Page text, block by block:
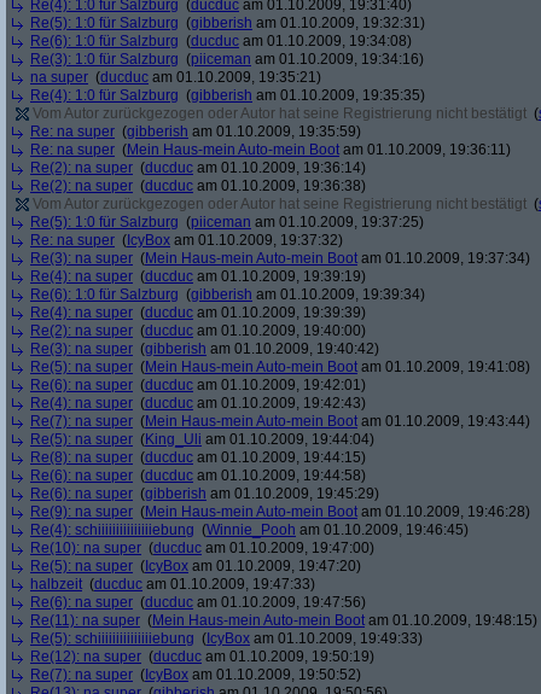
Re(4): 1:0 für Salzburg (ducduc am 01.10.2009, 19:31:40)
Re(5): 1:0 für Salzburg (gibberish am 01.10.2009, 19:32:31)
Re(6): 1:0 für Salzburg (ducduc am 01.10.2009, 19:34:08)
Re(3): 1:0 für Salzburg (piiceman am 01.10.2009, 19:34:16)
na super (ducduc am 01.10.2009, 19:35:21)
Re(4): 1:0 für Salzburg (gibberish am 01.10.2009, 19:35:35)
Vom Autor zurückgezogen oder Autor hat seine Registrierung nicht bestätigt (
Re: na super (gibberish am 01.10.2009, 19:35:59)
Re: na super (Mein Haus-mein Auto-mein Boot am 01.10.2009, 19:36:11)
Re(2): na super (ducduc am 01.10.2009, 19:36:14)
Re(2): na super (ducduc am 01.10.2009, 19:36:38)
Vom Autor zurückgezogen oder Autor hat seine Registrierung nicht bestätigt (
Re(5): 1:0 für Salzburg (piiceman am 01.10.2009, 19:37:25)
Re: na super ( IcyBox am 01.10.2009, 19:37:32)
Re(3): na super (Mein Haus-mein Auto-mein Boot am 01.10.2009, 19:37:34)
Re(4): na super (ducduc am 01.10.2009, 19:39:19)
Re(6): 1:0 für Salzburg (gibberish am 01.10.2009, 19:39:34)
Re(4): na super (ducduc am 01.10.2009, 19:39:39)
Re(2): na super (ducduc am 01.10.2009, 19:40:00)
Re(3): na super (gibberish am 01.10.2009, 19:40:42)
Re(5): na super (Mein Haus-mein Auto-mein Boot am 01.10.2009, 19:41:08)
Re(6): na super (ducduc am 01.10.2009, 19:42:01)
Re(4): na super (ducduc am 01.10.2009, 19:42:43)
Re(7): na super (Mein Haus-mein Auto-mein Boot am 01.10.2009, 19:43:44)
Re(5): na super (King_Uli am 01.10.2009, 19:44:04)
Re(8): na super (ducduc am 01.10.2009, 19:44:15)
Re(6): na super (ducduc am 01.10.2009, 19:44:58)
Re(6): na super (gibberish am 01.10.2009, 19:45:29)
Re(9): na super (Mein Haus-mein Auto-mein Boot am 01.10.2009, 19:46:28)
Re(4): schiiiiiiiiiiiiiiiebung (Winnie_Pooh am 01.10.2009, 19:46:45)
Re(10): na super (ducduc am 01.10.2009, 19:47:00)
Re(5): na super ( IcyBox am 01.10.2009, 19:47:20)
halbzeit (ducduc am 01.10.2009, 19:47:33)
Re(6): na super (ducduc am 01.10.2009, 19:47:56)
Re(11): na super (Mein Haus-mein Auto-mein Boot am 01.10.2009, 19:48:15)
Re(5): schiiiiiiiiiiiiiiiebung ( IcyBox am 01.10.2009, 19:49:33)
Re(12): na super (ducduc am 01.10.2009, 19:50:19)
Re(7): na super ( IcyBox am 01.10.2009, 19:50:52)